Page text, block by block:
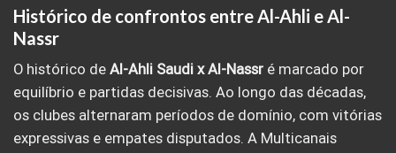
Histórico de confrontos entre Al-Ahli e Al-
Nassr
O histórico de Al-Ahli Saudi x Al-Nassr é marcado por
equilíbrio e partidas decisivas. Ao longo das décadas,
os clubes alternaram períodos de domínio, com vitórias
expressivas e empates disputados. A Multicanais